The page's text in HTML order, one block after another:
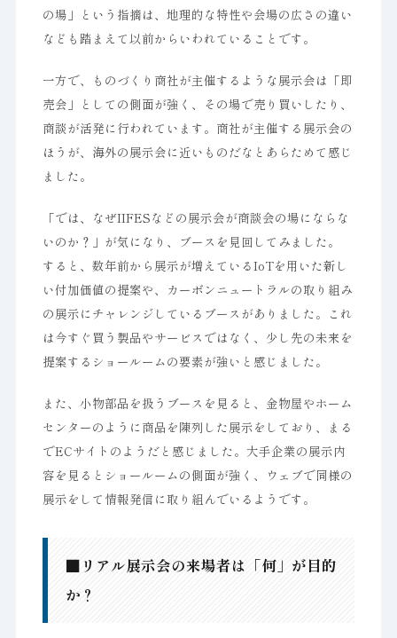
の場」という指摘は、地理的な特性や会場の広さの違い
なども踏まえて以前からいわれていることです。
一方で、ものづくり商社が主催するような展示会は「即
売会」としての側面が強く、その場で売り買いしたり、
商談が活発に行われています。商社が主催する展示会の
ほうが、海外の展示会に近いものだなとあらためて感じ
ました。
「では、なぜIIFESなどの展示会が商談会の場にならな
いのか？」が気になり、ブースを見回してみました。
すると、数年前から展示が増えているIoTを用いた新し
い付加価値の提案や、カーボンニュートラルの取り組み
の展示にチャレンジしているブースがありました。これ
は今すぐ買う製品やサービスではなく、少し先の未来を
提案するショールームの要素が強いと感じました。
また、小物部品を扱うブースを見ると、金物屋やホーム
センターのように商品を陳列した展示をしており、まる
でECサイトのようだと感じました。大手企業の展示内
容を見るとショールームの側面が強く、ウェブで同様の
展示をして情報発信に取り組んでいるようです。
■リアル展示会の来場者は「何」が目的
か？